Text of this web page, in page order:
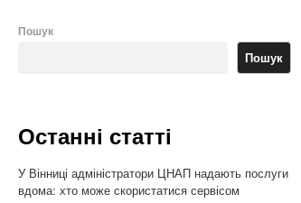
Пошук
Пошук
Останні статті
У Вінниці адміністратори ЦНАП надають послуги
вдома: хто може скористатися сервісом